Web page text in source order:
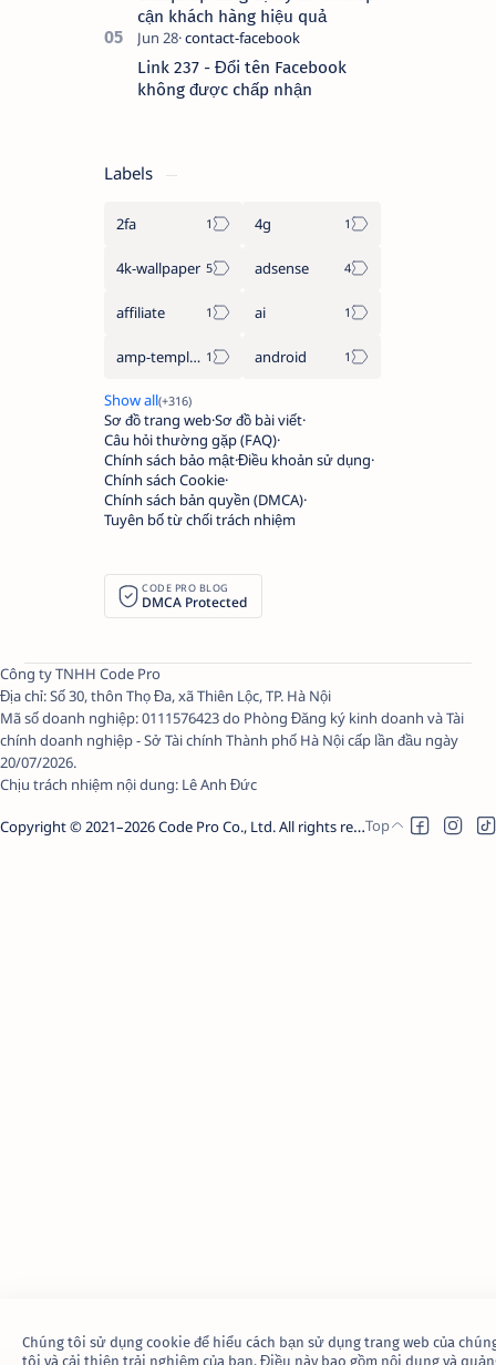
cận khách hàng hiệu quả
Link 237 - Đổi tên Facebook
không được chấp nhận
Labels
2fa 4g
4k-wallpaper adsense
affiliate ai
amp-template android
Sơ đồ trang webSơ đồ bài viết
Câu hỏi thường gặp (FAQ)
Chính sách bảo mậtĐiều khoản sử dụng
Chính sách Cookie
Chính sách bản quyền (DMCA)
Tuyên bố từ chối trách nhiệm
CODE PRO BLOG
DMCA Protected
Công ty TNHH Code Pro
Địa chỉ: Số 30, thôn Thọ Đa, xã Thiên Lộc, TP. Hà Nội
Mã số doanh nghiệp: 0111576423 do Phòng Đăng ký kinh doanh và Tài
chính doanh nghiệp - Sở Tài chính Thành phố Hà Nội cấp lần đầu ngày
20/07/2026.
Chịu trách nhiệm nội dung: Lê Anh Đức
Copyright © 2021–2026Code Pro Co., Ltd.All rights reserved.
Chúng tôi sử dụng cookie để hiểu cách bạn sử dụng trang web của
tôi và cải thiện trải nghiệm của bạn. Điều này bao gồm nội dung và